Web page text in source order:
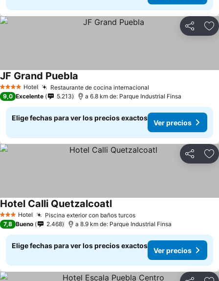
Compartir
4 EstrellasHotel Restaurante de cocina internacional
JF Grand Puebla
9,0 Excelente 5.213 a 6.8 km de: Parque Industrial Finsa
Elige fechas para ver los precios exactos
Ver precios
Compartir
3 Estrellas
Hotel Piscina exterior con baños turcos
Hotel Calli Quetzalcoatl
7,8 Bueno 2.468 a 8.9 km de: Parque Industrial Finsa
Elige fechas para ver los precios exactos
Ver precios